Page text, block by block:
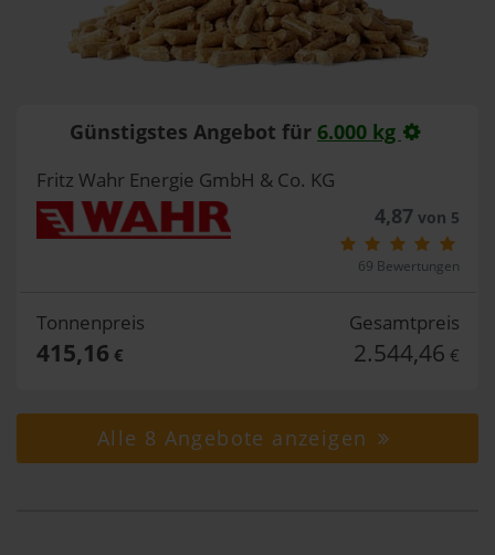
Günstigstes Angebot für 6.000 kg
Fritz Wahr Energie GmbH & Co. KG
4,87von 5
69 Bewertungen
Tonnenpreis
415,16 €
Gesamtpreis
2.544,46 €
Alle 8 Angebote anzeigen